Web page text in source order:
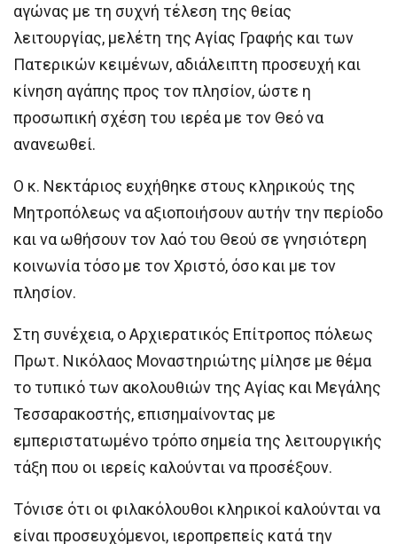
αγώνας με τη συχνή τέλεση της θείας
λειτουργίας, μελέτη της Αγίας Γραφής και των
Πατερικών κειμένων, αδιάλειπτη προσευχή και
κίνηση αγάπης προς τον πλησίον, ώστε η
προσωπική σχέση του ιερέα με τον Θεό να
ανανεωθεί.
Ο κ. Νεκτάριος ευχήθηκε στους κληρικούς της
Μητροπόλεως να αξιοποιήσουν αυτήν την περίοδο
και να ωθήσουν τον λαό του Θεού σε γνησιότερη
κοινωνία τόσο με τον Χριστό, όσο και με τον
πλησίον.
Στη συνέχεια, ο Αρχιερατικός Επίτροπος πόλεως
Πρωτ. Νικόλαος Μοναστηριώτης μίλησε με θέμα
το τυπικό των ακολουθιών της Αγίας και Μεγάλης
Τεσσαρακοστής, επισημαίνοντας με
εμπεριστατωμένο τρόπο σημεία της λειτουργικής
τάξη που οι ιερείς καλούνται να προσέξουν.
Τόνισε ότι οι φιλακόλουθοι κληρικοί καλούνται να
είναι προσευχόμενοι, ιεροπρεπείς κατά την